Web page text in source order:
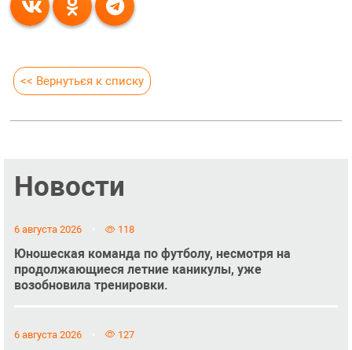
<< Вернуться к списку
Новости
6 августа 2026 118
Юношеская команда по футболу, несмотря на
продолжающиеся летние каникулы, уже
возобновила тренировки.
6 августа 2026 127